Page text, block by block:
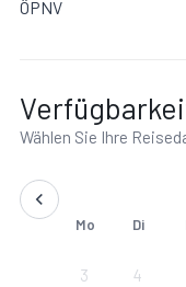
ÖPNV
Wählen Sie Ihre
Mo Di
3
4